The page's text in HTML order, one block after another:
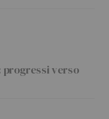
progressi verso